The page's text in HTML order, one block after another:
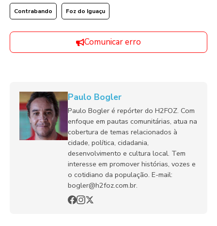
Contrabando Foz do Iguaçu
Comunicar erro
Paulo Bogler
Paulo Bogler é repórter do H2FOZ. Com
enfoque em pautas comunitárias, atua na
cobertura de temas relacionados à
cidade, política, cidadania,
desenvolvimento e cultura local. Tem
interesse em promover histórias, vozes e
o cotidiano da população. E-mail:
bogler@h2foz.com.br.